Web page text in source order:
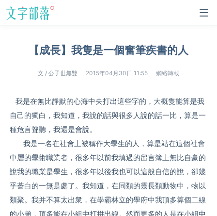
【成長】我隻是一個奮筆疾書的人
文 / 公子世無雙 2015年04月30日 11:55 網絡轉載
我是在無比靜默的心海中央打出這些字的，大概隻能算是我
自己的獨白，我知道，我說的話與很多人說的話一比，算是一
種危言聳聽，我還是會說。
我是一名在社會上被稱作大學生的人，算是站在這個社會
中層的學術職業者，很多年以前我填過的留言簿上無比自豪的
說我的職業是學生，很多年以後我也可以這般自信的說，卻幾
乎蒼白的一無是處了。我知道，在同類的靈長類動物中，物以
類聚。我并不算太出衆，在學霸林立的學府中我頂多算個二線
的小弟，頂多能在小組中打拼出線。然而更多的人是在小組中